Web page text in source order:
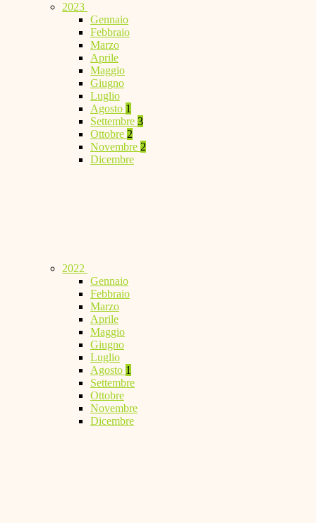
2023
Gennaio
Febbraio
Marzo
Aprile
Maggio
Giugno
Luglio
Agosto 1
Settembre 3
Ottobre 2
Novembre 2
Dicembre
2022
Gennaio
Febbraio
Marzo
Aprile
Maggio
Giugno
Luglio
Agosto 1
Settembre
Ottobre
Novembre
Dicembre